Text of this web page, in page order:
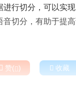
行切分，可以实
音切分，有助于提
赞()  收藏